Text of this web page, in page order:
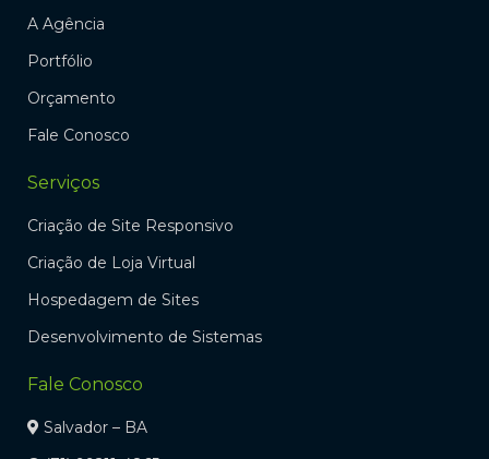
A Agência
Portfólio
Orçamento
Fale Conosco
Serviços
Criação de Site Responsivo
Criação de Loja Virtual
Hospedagem de Sites
Desenvolvimento de Sistemas
Fale Conosco
Salvador – BA